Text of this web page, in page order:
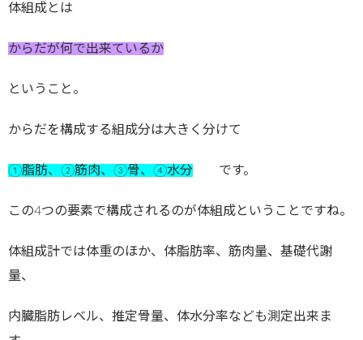
体組成とは
からだが何で出来ているか
ということ。
からだを構成する組成分は大きく分けて
①脂肪、②筋肉、③骨、④水分 です。
この4つの要素で構成されるのが体組成ということですね。
体組成計では体重のほか、体脂肪率、筋肉量、基礎代謝
量、
内臓脂肪レベル、推定骨量、体水分率なども測定出来ま